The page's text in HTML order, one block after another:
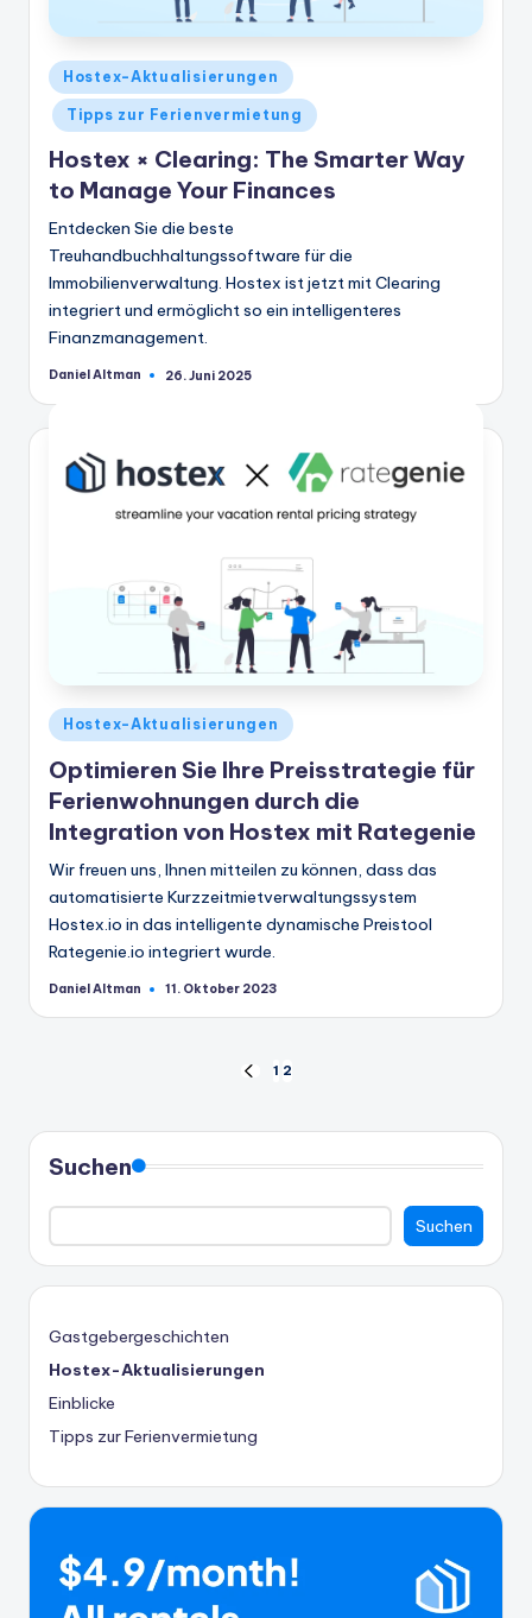
Veröffentlicht
in
Hostex-Aktualisierungen
Tipps zur Ferienvermietung
Hostex × Clearing: The Smarter Way
to Manage Your Finances
Entdecken Sie die beste
Treuhandbuchhaltungssoftware für die
Immobilienverwaltung. Hostex ist jetzt mit Clearing
integriert und ermöglicht so ein intelligenteres
Finanzmanagement.
Geschrieben
Daniel Altman 26. Juni 2025
Veröffentlicht
in
Hostex-Aktualisierungen
Optimieren Sie Ihre Preisstrategie für
Ferienwohnungen durch die
Integration von Hostex mit Rategenie
Wir freuen uns, Ihnen mitteilen zu können, dass das
automatisierte Kurzzeitmietverwaltungssystem
Hostex.io in das intelligente dynamische Preistool
Rategenie.io integriert wurde.
Geschrieben
Daniel Altman 11. Oktober 2023
Seitennummerierung
der
Beiträge
VORHERIGE
1 2
Suchen
Suchen
Gastgebergeschichten
Hostex-Aktualisierungen
Einblicke
Tipps zur Ferienvermietung